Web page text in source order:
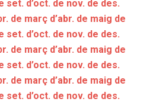
set. d’oct. de nov. de des.
de març d’abr. de maig de
set. d’oct. de nov. de des.
de març d’abr. de maig de
set. d’oct. de nov. de des.
de març d’abr. de maig de
set. d’oct. de nov. de des.